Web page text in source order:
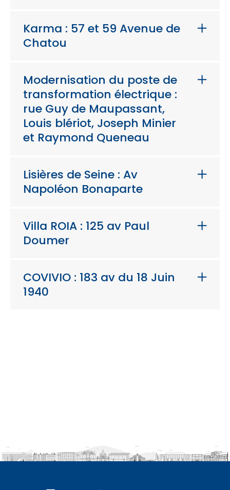
Karma : 57 et 59 Avenue de
Chatou
Modernisation du poste de
transformation électrique :
rue Guy de Maupassant,
Louis blériot, Joseph Minier
et Raymond Queneau
Lisières de Seine : Av
Napoléon Bonaparte
Villa ROIA : 125 av Paul
Doumer
COVIVIO : 183 av du 18 Juin
1940